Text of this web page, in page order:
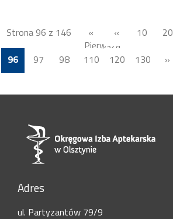
Strona 96 z 146
«
Pierwsza
« 10 20
96
97 98 110 120 130 »
Adres
ul. Partyzantów 79/9